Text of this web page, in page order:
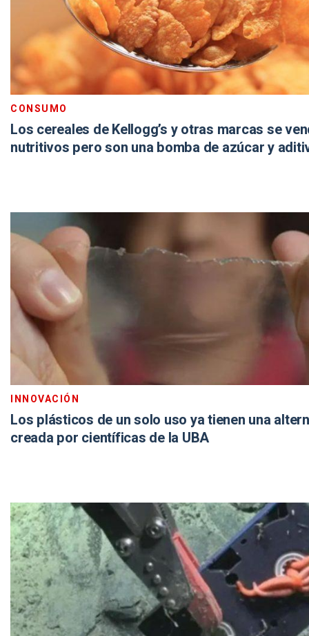
CONSUMO
Los cereales de Kellogg’s y otras marcas se
nutritivos pero son una bomba de azúcar y
INNOVACIÓN
Los plásticos de un solo uso ya tienen una
creada por científicas de la UBA